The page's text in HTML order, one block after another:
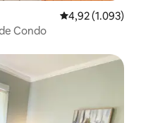
5 üzerinden
4,92 (1.093)
Condo